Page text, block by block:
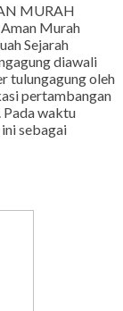
MURAH
Murah
Sejarah
diawali
tulungagung oleh
pertambangan
Pada waktu
sebagai